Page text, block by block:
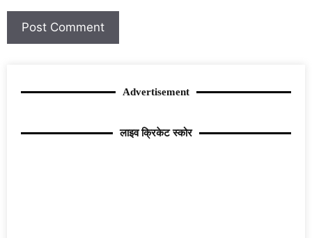
Advertisement
लाइव क्रिकेट स्कोर